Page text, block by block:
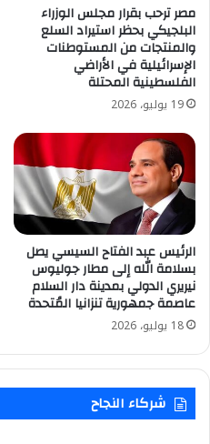
مصر ترحب بقرار مجلس الوزراء
البلجيكي بحظر استيراد السلع
والمنتجات من المستوطنات
الإسرائيلية في الأراضي
الفلسطينية المحتلة
19 يوليو، 2026
الرئيس عبد الفتاح السيسي يصل
بسلامة الله إلى مطار جوليوس
نيريري الدولي بمدينة دار السلام
عاصمة جمهورية تنزانيا المُتحدة
18 يوليو، 2026
شركاء النجاح